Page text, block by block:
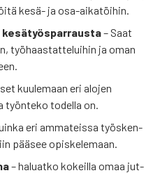
kesä- ja osa-aika­töi­hin.
kesä­työs­par­raus­ta– Saat
työ­haas­tat­te­lui­hin ja oman
kuu­le­maan eri alo­jen
työn­te­ko todel­la on.
eri amma­teis­sa työs­ken­
pää­see opis­ke­le­maan.
– haluat­ko kokeil­la omaa jut­